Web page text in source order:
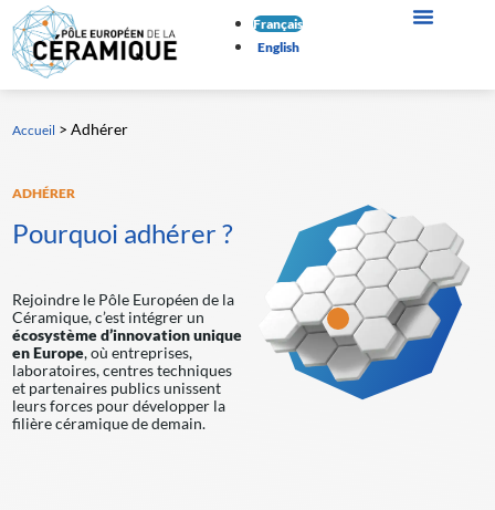
Français
English
Accueil >Adhérer
ADHÉRER
Pourquoi adhérer ?
Rejoindre le Pôle Européen de la
Céramique, c’est intégrer un
écosystème d’innovation unique
en Europe, où entreprises,
laboratoires, centres techniques
et partenaires publics unissent
leurs forces pour développer la
filière céramique de demain.